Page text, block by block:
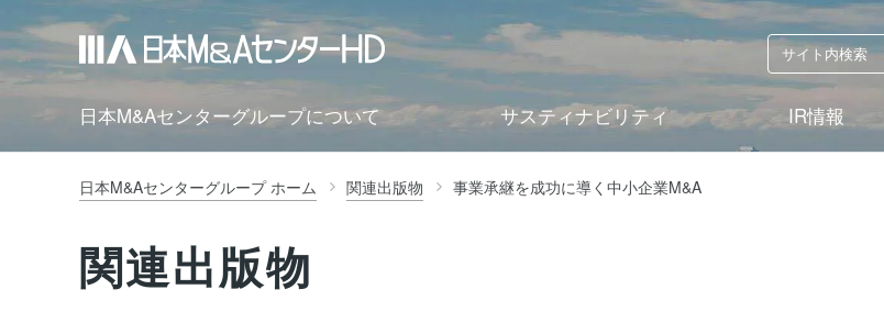
日本M&Aセンターグループについて サスティナビリティ IR情報
日本M&Aセンターグループ ホーム 関連出版物 事業承継を成功に導く中小企業M&A
関連出版物